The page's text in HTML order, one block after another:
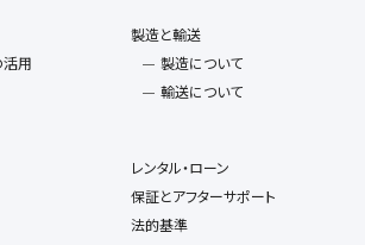
用
製造と輸送
製造について
輸送について
レンタル・ローン
保証とアフターサポート
法的基準